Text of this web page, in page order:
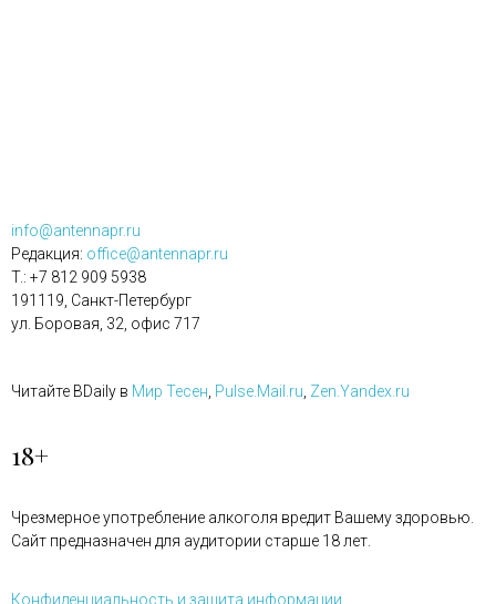
info@antennapr.ru
Редакция: office@antennapr.ru
T.: +7 812 909 5938
191119, Санкт-Петербург
ул. Боровая, 32, офис 717
Читайте BDaily в Мир Тесен Pulse.Mail.ru Zen.Yandex.ru
18+
Чрезмерное употребление алкоголя вредит Вашему здоровью.
Сайт предназначен для аудитории старше 18 лет.
Конфиденциальность и защита информации